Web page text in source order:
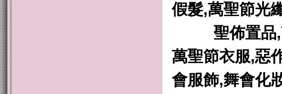
假髮,萬聖節光
聖佈置品
萬聖節衣服,惡
會服飾,舞會化